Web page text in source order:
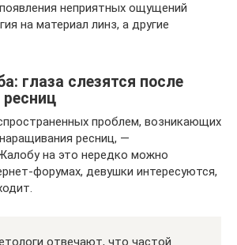
неприятных ощущений
на материал линз, а другие
глаза слезятся после
проблем, возникающих
ресниц, —
на это нередко можно
форумах, девушки интересуются,
отвечают, что частой